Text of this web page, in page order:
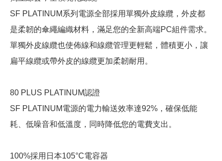
SF PLATINUM系列電源全部採用單獨外皮線纜，外皮都
是柔韌的傘繩編織材料，滿足您的全新高端PC組件需求。
單獨外皮線纜也使佈線和線纜管理更輕鬆，體積更小，讓
扁平線纜或帶外皮的線纜更加柔韌耐用。
80 PLUS PLATINUM認證
SF PLATINUM電源的電力輸送效率達92%，確保低能
耗、低噪音和低溫度，同時降低您的電費支出。
100%採用日本105°C電容器